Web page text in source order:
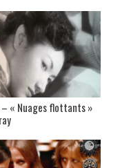
– « Nuages flottants »